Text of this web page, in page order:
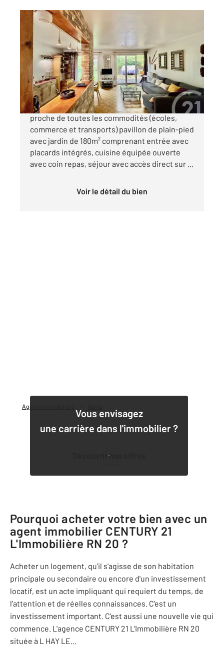
Agence immobilière
L HAY LES ROSES 94
61 m
, 4 pièces
Ref : 6598
Maison à vendre
408 000 €
L'HAY LES ROSES centre-ville, au calme et
proche de toutes les commodités (écoles,
commerce et transports) pavillon de plain-pied
avec jardin de 180m² comprenant entrée avec
placards intégrés, cuisine équipée ouverte
avec coin repas, séjour avec accès direct sur ...
Voir le détail du bien
Vous envisagez
une carrière dans l'immobilier ?
Découvrir nos offres
Pourquoi acheter votre bien avec un
agent immobilier CENTURY 21
L'Immobilière RN 20 ?
Acheter un logement, qu'il s'agisse de son habitation
principale ou secondaire ou encore d'un investissement
locatif, est un acte impliquant qui requiert du temps, de
l'attention et de réelles connaissances. C'est un
investissement important. C'est aussi une nouvelle vie qui
commence. L'agence CENTURY 21 L'Immobilière RN 20
située à L HAY LE...